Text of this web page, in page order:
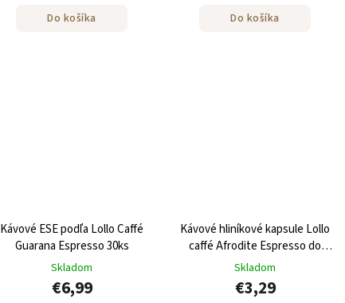
Do košíka Do košíka
Kávové ESE podľa Lollo Caffé
Guarana Espresso 30ks
Skladom
€6,99
Kávové hliníkové kapsule Lollo
caffé Afrodite Espresso do
NESPRESSO® 10 ks
Skladom
€3,29